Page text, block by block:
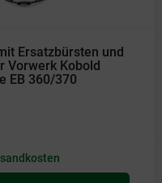
Ersatzbürsten und
Vorwerk Kobold
EB 360/370